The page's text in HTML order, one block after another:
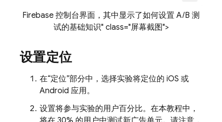
Firebase 控制台界面，其中显示了如何设置 A/B 测
试的基础知识" class="屏幕截图">
设置定位
在“定位”部分中，选择实验将定位的 iOS 或
Android 应用。
设置将参与实验的用户百分比。在本教程中，